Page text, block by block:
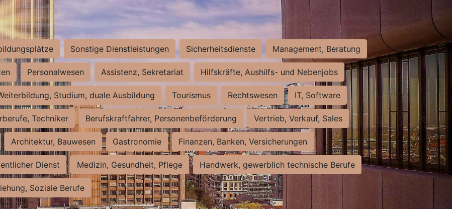
Sonstige Dienstleistungen Sicherheitsdienste Management, Beratung
Personalwesen Assistenz, Sekretariat Hilfskräfte, Aushilfs- und Nebenjobs
Studium, duale Ausbildung Tourismus Rechtswesen IT, Software
Techniker Berufskraftfahrer, Personenbeförderung Vertrieb, Verkauf, Sales
Architektur, Bauwesen Gastronomie Finanzen, Banken, Versicherungen
Dienst Medizin, Gesundheit, Pflege Handwerk, gewerblich technische Berufe
Soziale Berufe